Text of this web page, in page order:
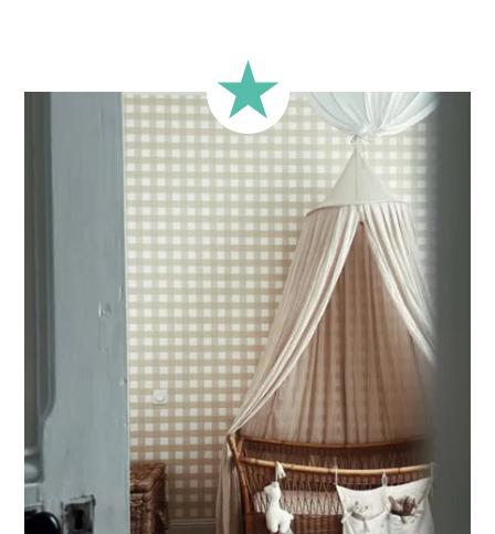
Idéal pour les murs dont la largeur et la hauteur sont
proches (murs plus ou moins carrés).
Demi-hauteur
Parfait pour les murs avec soubassement (moulures en
partie basse) ou pour les murs très longs.
Ce format permet de concentrer le visuel sur la partie
supérieure du mur.
Conçu pour les très grands murs, afin d’obtenir un visuel
ample et immersif.
🔹
Adapté aux espaces où la hauteur est plus importante que
la largeur (montées d’escalier, pans de mur étroits, etc.).